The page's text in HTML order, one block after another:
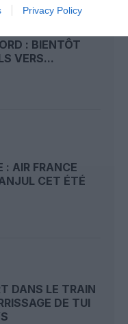
Privacy Policy
: BIENTÔT
VERS...
: AIR FRANCE
CET ÉTÉ
DANS LE TRAIN
DE TUI